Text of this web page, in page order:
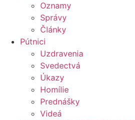
Oznamy
Správy
Články
Pútnici
Uzdravenia
Svedectvá
Úkazy
Homílie
Prednášky
Videá